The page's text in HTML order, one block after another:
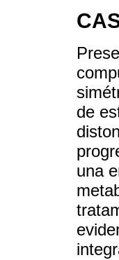
de
una